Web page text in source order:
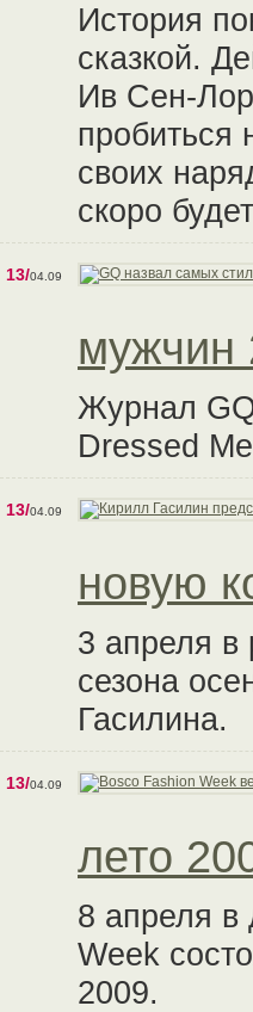
История
сказкой.
Ив Сен-
пробиться
своих
скоро
13/04.09
мужчин
Журнал
Dressed
13/04.09
новую
3 апреля в
сезона
Гасилина.
13/04.09
лето
8 апреля
Week
2009.